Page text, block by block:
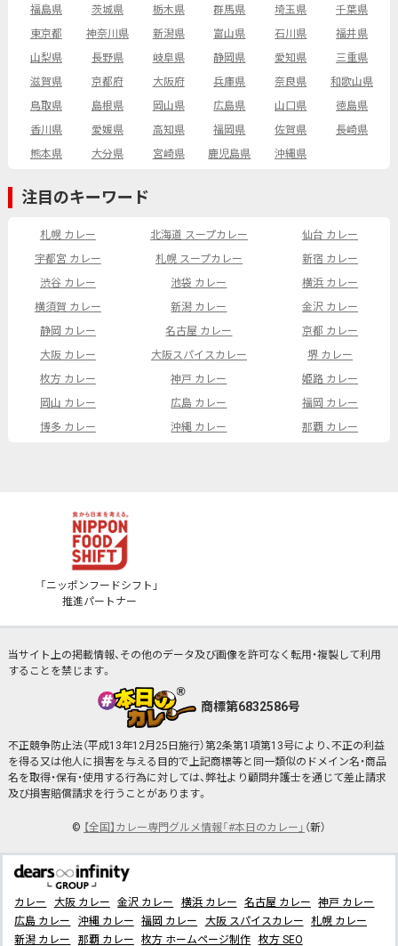
福島県
茨城県 栃木県 群馬県 埼玉県
千葉県
東京都
神奈川県 新潟県 富山県 石川県
福井県
山梨県
長野県 岐阜県 静岡県 愛知県
三重県
滋賀県
京都府 大阪府 兵庫県 奈良県
和歌山県
鳥取県
島根県 岡山県 広島県 山口県
徳島県
香川県
愛媛県 高知県 福岡県 佐賀県
長崎県
熊本県
大分県 宮崎県 鹿児島県 沖縄県
注目のキーワード
札幌 カレー 北海道 スープカレー
仙台 カレー
宇都宮 カレー
札幌 スープカレー
新宿 カレー
渋谷 カレー
池袋 カレー
横浜 カレー
横須賀 カレー
新潟 カレー
金沢 カレー
静岡 カレー
名古屋 カレー
京都 カレー
大阪 カレー
大阪スパイスカレー
堺 カレー
枚方 カレー
神戸 カレー
姫路 カレー
岡山 カレー
広島 カレー
福岡 カレー
博多 カレー
沖縄 カレー 那覇 カレー
「ニッポンフードシフト」
推進パートナー
当サイト上の掲載情報、その他のデータ及び画像を許可なく転用・複製して利用
することを禁じます。
商標第6832586号
不正競争防止法（平成13年12月25日施行）第2条第1項第13号により、不正の利益
を得る又は他人に損害を与える目的で上記商標等と同一類似のドメイン名・商品
名を取得・保有・使用する行為に対しては、弊社より顧問弁護士を通じて差止請求
及び損害賠償請求を行うことがあります。
© 【全国】カレー専門グルメ情報「#本日のカレー」 （新）
カレー 大阪 カレー 金沢 カレー 横浜 カレー 名古屋 カレー
神戸 カレー
広島 カレー
沖縄 カレー 福岡 カレー 大阪 スパイスカレー
札幌 カレー
新潟 カレー
那覇 カレー 枚方 ホームページ制作 枚方 SEO